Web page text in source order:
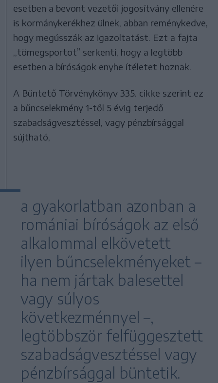
esetben a bevont vezetői jogosítvány ellenére
is kormánykerékhez ülnek, abban reménykedve,
hogy megússzák az igazoltatást. Ezt a fajta
,,tömegsportot” serkenti, hogy a legtöbb
esetben a bíróságok enyhe ítéletet hoznak.
A Büntető Törvénykönyv 335. cikke szerint ez
a bűncselekmény 1-től 5 évig terjedő
szabadságvesztéssel, vagy pénzbírsággal
sújtható,
a gyakorlatban azonban a
romániai bíróságok az első
alkalommal elkövetett
ilyen bűncselekményeket –
ha nem jártak balesettel
vagy súlyos
következménnyel –,
legtöbbször felfüggesztett
szabadságvesztéssel vagy
pénzbírsággal büntetik.